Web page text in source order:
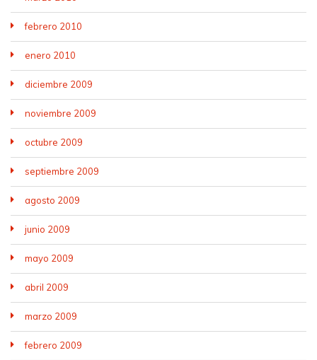
febrero 2010
enero 2010
diciembre 2009
noviembre 2009
octubre 2009
septiembre 2009
agosto 2009
junio 2009
mayo 2009
abril 2009
marzo 2009
febrero 2009